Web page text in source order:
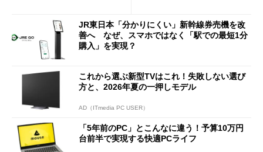
JR東日本「分かりにくい」新幹線券売機を改
善へ なぜ、スマホではなく「駅での最短1分
購入」を実現？
これから選ぶ新型TVはこれ！失敗しない選び
方と、2026年夏の一押しモデル
AD（ITmedia PC USER）
「5年前のPC」とこんなに違う！予算10万円
台前半で実現する快適PCライフ